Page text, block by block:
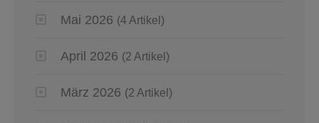
Mai 2026 (4 Artikel)
April 2026 (2 Artikel)
März 2026 (2 Artikel)